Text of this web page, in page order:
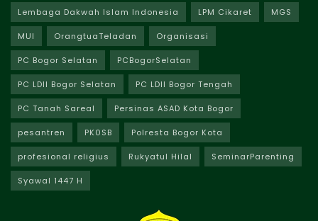
Lembaga Dakwah Islam Indonesia LPM Cikaret MGS
MUI OrangtuaTeladan Organisasi
PC Bogor Selatan PCBogorSelatan
PC LDII Bogor Selatan PC LDII Bogor Tengah
PC Tanah Sareal Persinas ASAD Kota Bogor
pesantren PK0SB Polresta Bogor Kota
profesional religius Rukyatul Hilal SeminarParenting
Syawal 1447 H